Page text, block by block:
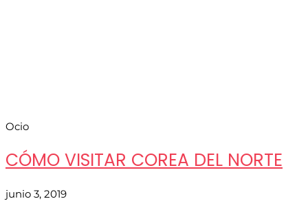
Ocio
CÓMO VISITAR COREA DEL NORTE
junio 3, 2019